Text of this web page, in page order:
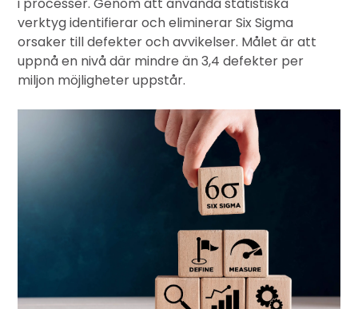
verktyg identifierar och eliminerar Six Sigma
orsaker till defekter och avvikelser. Målet är att
uppnå en nivå där mindre än 3,4 defekter per
miljon möjligheter uppstår.